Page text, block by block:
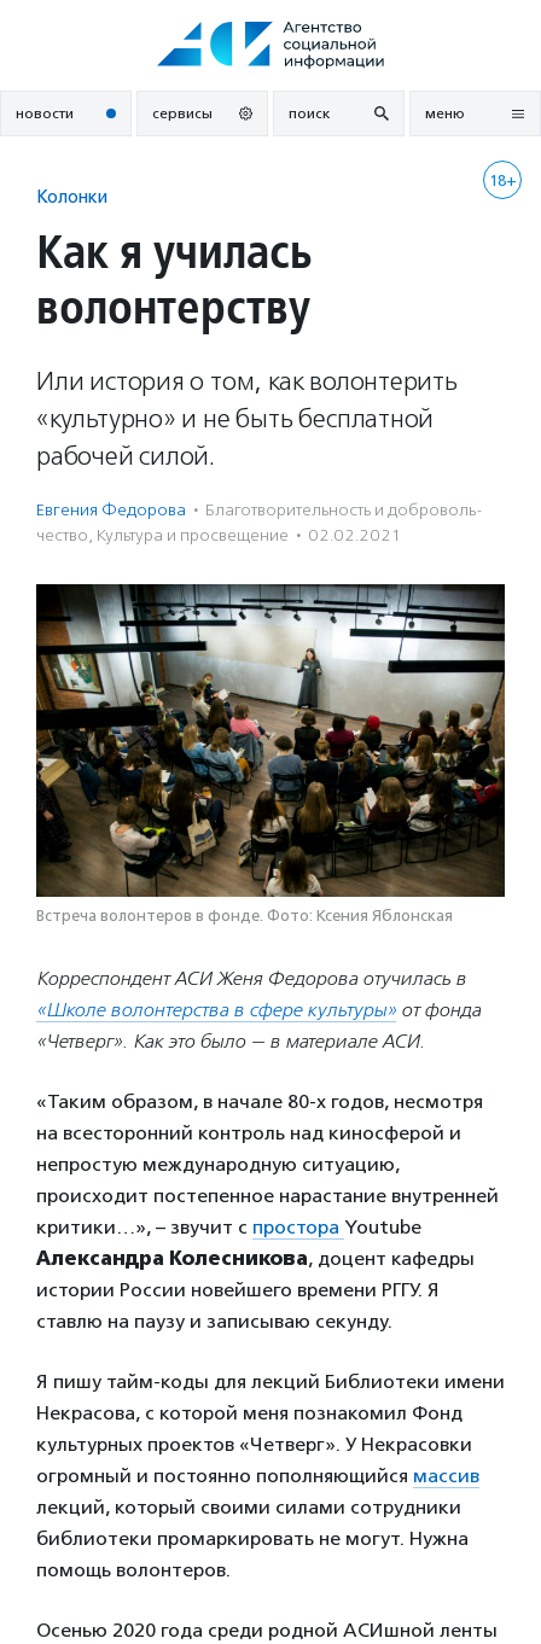
новости сервисы поиск меню
18+
Колонки
Как я училась
волонтерству
Или история о том, как волонтерить
«культурно» и не быть бесплатной
рабочей силой.
Евгения Федорова · Благотвори­тель­ность и доброволь­
чест­во, Культура и просвещение · 02.02.2021
Встреча волонтеров в фонде. Фото: Ксения Яблонская
Корреспондент АСИ Женя Федорова отучилась в
«Школе волонтерства в сфере культуры» от фонда
«Четверг». Как это было — в материале АСИ.
«Таким образом, в начале 80-х годов, несмотря
на всесторонний контроль над киносферой и
непростую международную ситуацию,
происходит постепенное нарастание внутренней
критики…», – звучит с простора Youtube
Александра Колесникова, доцент кафедры
истории России новейшего времени РГГУ. Я
ставлю на паузу и записываю секунду.
Я пишу тайм-коды для лекций Библиотеки имени
Некрасова, с которой меня познакомил Фонд
культурных проектов «Четверг». У Некрасовки
огромный и постоянно пополняющийся массив
лекций, который своими силами сотрудники
библиотеки промаркировать не могут. Нужна
помощь волонтеров.
Осенью 2020 года среди родной АСИшной ленты